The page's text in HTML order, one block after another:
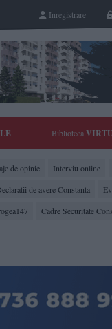
Inregistrare
Biblioteca
de opinie Interviu online
de avere Constanta
Cadre Securitate